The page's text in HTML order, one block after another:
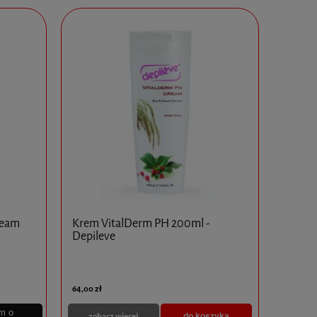
o
Krem VitalDerm PH 200ml -
Depileve
64,00 zł